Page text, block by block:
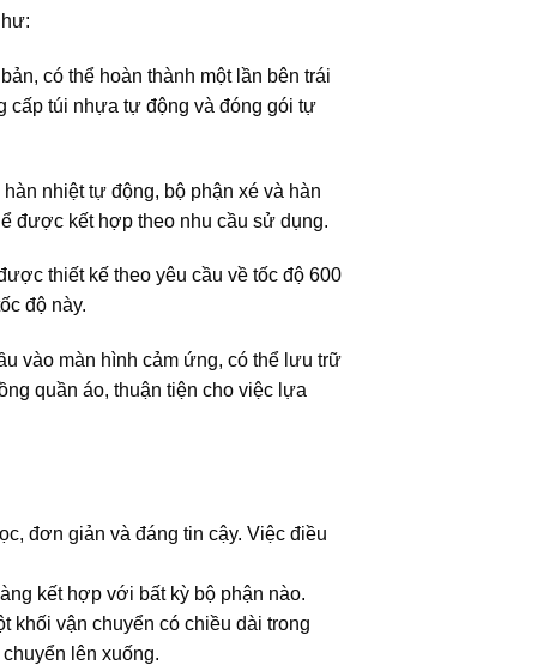
có thể hoàn thành một lần bên trái
cấp túi nhựa tự động và đóng gói tự
nhiệt tự động, bộ phận xé và hàn
được kết hợp theo nhu cầu sử dụng.
thiết kế theo yêu cầu về tốc độ 600
độ này.
vào màn hình cảm ứng, có thể lưu trữ
quần áo, thuận tiện cho việc lựa
đơn giản và đáng tin cậy. Việc điều
kết hợp với bất kỳ bộ phận nào.
khối vận chuyển có chiều dài trong
lên xuống.